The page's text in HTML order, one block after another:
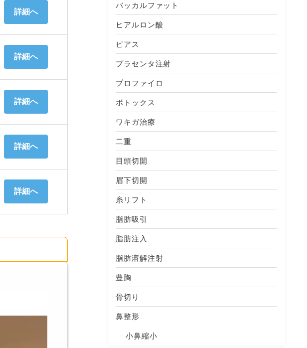
詳細へ
詳細へ
詳細へ
詳細へ
詳細へ
バッカルファット
ヒアルロン酸
ピアス
プラセンタ注射
プロファイロ
ボトックス
ワキガ治療
二重
目頭切開
眉下切開
糸リフト
脂肪吸引
脂肪注入
脂肪溶解注射
豊胸
骨切り
鼻整形
小鼻縮小